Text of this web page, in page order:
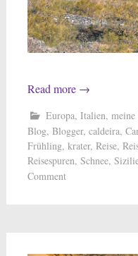
Read more →
Europa, Italien, meine
Blog, Blogger, caldeira,
Frühling, krater, Reise,
Reisespuren, Schnee,
Comment